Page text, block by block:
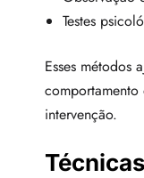
Testes
Esses métodos
intervenção.